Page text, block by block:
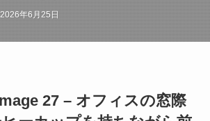
年6月25日
27 – オフィスの窓際